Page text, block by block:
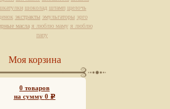
шоколад штамп щелочь
экстракты эмульгаторы эрго
масла я люблю маму я люблю
папу
Моя корзина
0 товаров
на сумму 0 Р